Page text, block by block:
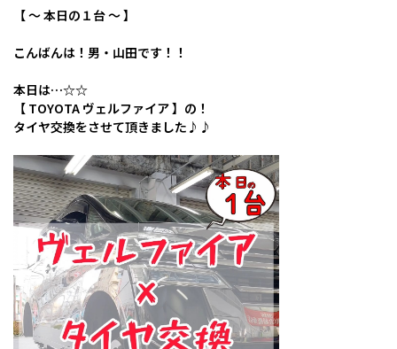
【 ～ 本日の１台 ～ 】
こんばんは！男・山田です！！
本日は…☆☆
【 TOYOTA ヴェルファイア 】の！
タイヤ交換をさせて頂きました♪♪